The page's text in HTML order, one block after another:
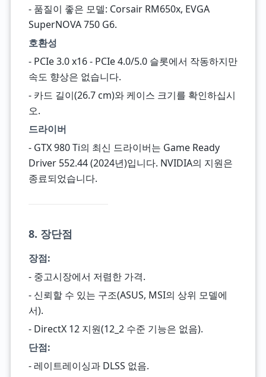
- 품질이 좋은 모델: Corsair RM650x, EVGA
SuperNOVA 750 G6.
호환성
- PCIe 3.0 x16 - PCIe 4.0/5.0 슬롯에서 작동하지만
속도 향상은 없습니다.
- 카드 길이(26.7 cm)와 케이스 크기를 확인하십시
오.
드라이버
- GTX 980 Ti의 최신 드라이버는 Game Ready
Driver 552.44 (2024년)입니다. NVIDIA의 지원은
종료되었습니다.
8. 장단점
장점:
- 중고시장에서 저렴한 가격.
- 신뢰할 수 있는 구조(ASUS, MSI의 상위 모델에
서).
- DirectX 12 지원(12_2 수준 기능은 없음).
단점:
- 레이트레이싱과 DLSS 없음.